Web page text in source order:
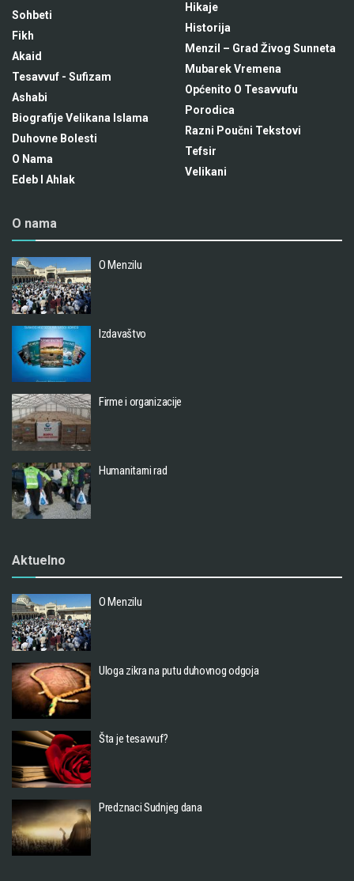
Sohbeti
Fikh
Akaid
Tesavvuf - Sufizam
Ashabi
Biografije Velikana Islama
Duhovne Bolesti
O Nama
Edeb I Ahlak
Hikaje
Historija
Menzil – Grad Živog Sunneta
Mubarek Vremena
Općenito O Tesavvufu
Porodica
Razni Poučni Tekstovi
Tefsir
Velikani
O nama
O Menzilu
Izdavaštvo
Firme i organizacije
Humanitarni rad
Aktuelno
O Menzilu
Uloga zikra na putu duhovnog odgoja
Šta je tesavvuf?
Predznaci Sudnjeg dana